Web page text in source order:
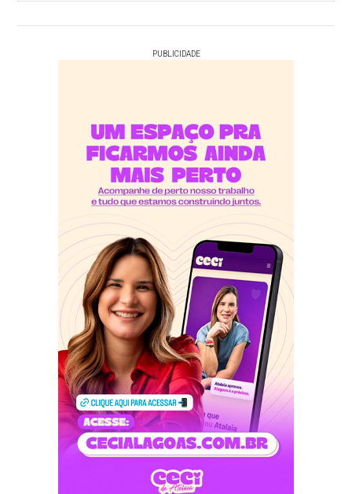
PUBLICIDADE